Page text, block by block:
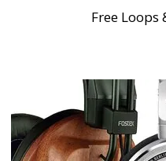
Free Loops